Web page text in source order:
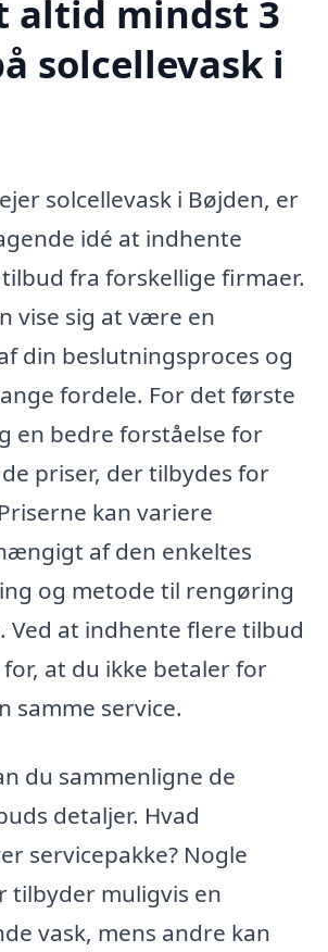
altid mindst 3
solcellevask i
solcellevask i Bøjden, er
idé at indhente
fra forskellige firmaer.
vise sig at være en
din beslutningsproces og
fordele. For det første
en bedre forståelse for
priser, der tilbydes for
kan variere
af den enkeltes
og metode til rengøring
Ved at indhente flere tilbud
at du ikke betaler for
samme service.
du sammenligne de
detaljer. Hvad
servicepakke? Nogle
tilbyder muligvis en
vask, mens andre kan